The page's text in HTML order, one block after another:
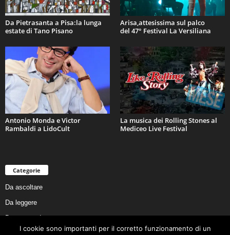
Da Pietrasanta a Pisa:la lunga
estate di Tano Pisano
Arisa,attesissima sul palco
del 47° Festival La Versiliana
Antonio Monda e Victor
Rambaldi a LidoCult
La musica dei Rolling Stones al
Mediceo Live Festival
Categorie
Da ascoltare
Da leggere
Da non perdere
Da conoscere
I cookie sono importanti per il corretto funzionamento di un